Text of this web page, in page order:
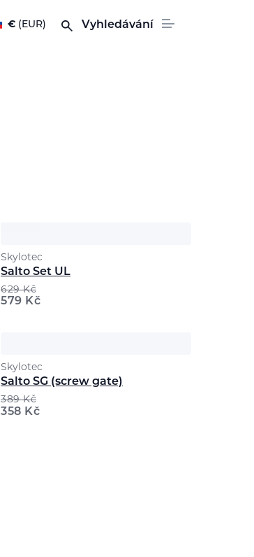
€ (EUR) Vyhledávání
Skylotec
Salto Set UL
629Kč
579 Kč
Skylotec
Salto SG (screw gate)
389Kč
358 Kč